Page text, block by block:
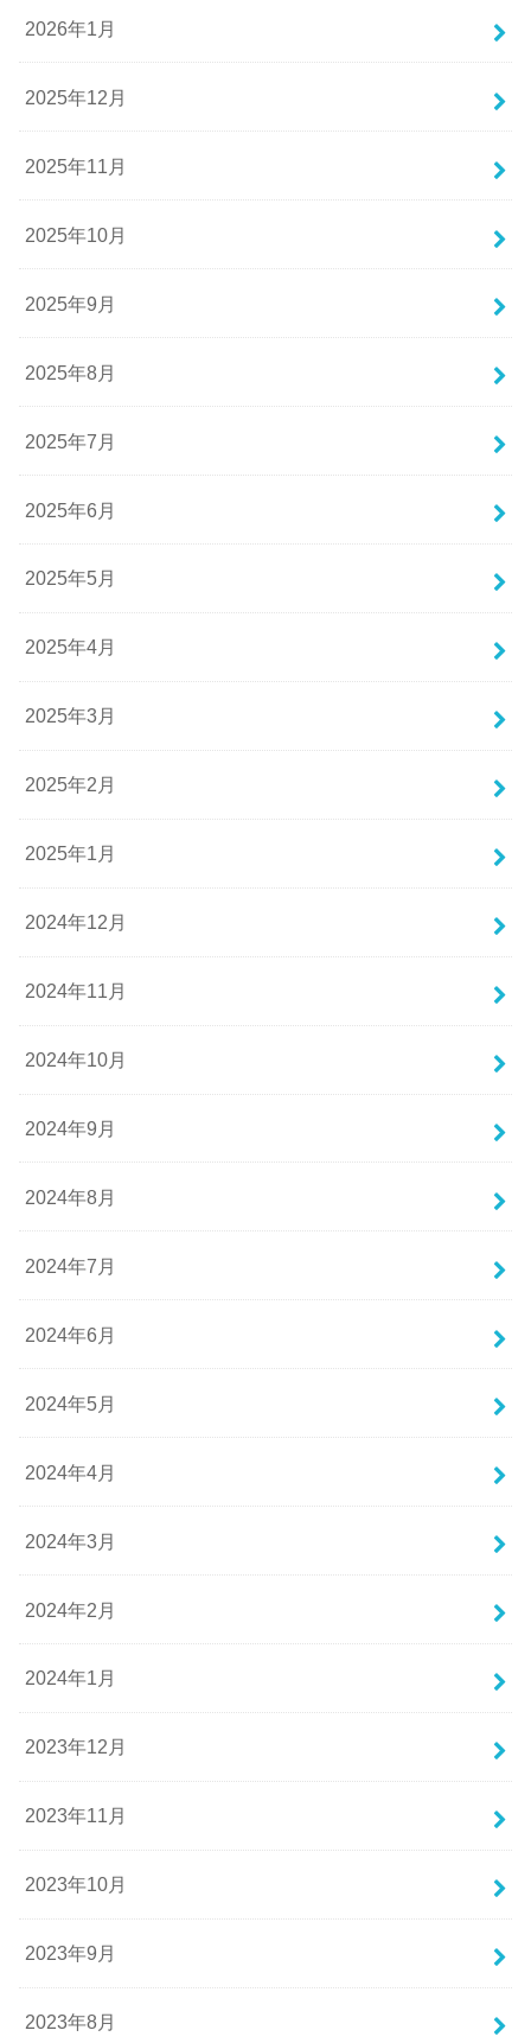
2026年1月
2025年12月
2025年11月
2025年10月
2025年9月
2025年8月
2025年7月
2025年6月
2025年5月
2025年4月
2025年3月
2025年2月
2025年1月
2024年12月
2024年11月
2024年10月
2024年9月
2024年8月
2024年7月
2024年6月
2024年5月
2024年4月
2024年3月
2024年2月
2024年1月
2023年12月
2023年11月
2023年10月
2023年9月
2023年8月